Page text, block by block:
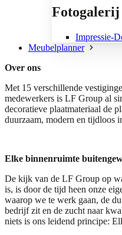
Fotogalerij
Impressie-
Meubelplanner
Over ons
Met 15 verschillende
medewerkers is LF Group al
decoratieve plaatmateriaal de
duurzaam, modern en tijdloos
Elke binnenruimte
De kijk van de LF Group op
is, is door de tijd heen onze
waarop we te werk gaan, de
bedrijf zit en de zucht naar
niets is ons leidend principe: